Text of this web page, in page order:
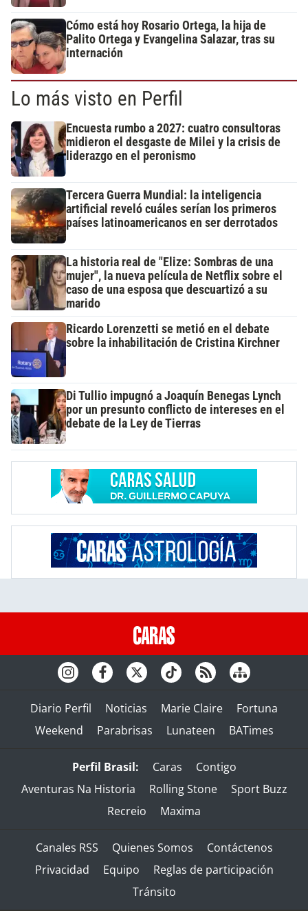
Cómo está hoy Rosario Ortega, la hija de
Palito Ortega y Evangelina Salazar, tras su
internación
Lo más visto en Perfil
Encuesta rumbo a 2027: cuatro consultoras
midieron el desgaste de Milei y la crisis de
liderazgo en el peronismo
Tercera Guerra Mundial: la inteligencia
artificial reveló cuáles serían los primeros
países latinoamericanos en ser derrotados
La historia real de "Elize: Sombras de una
mujer", la nueva película de Netflix sobre el
caso de una esposa que descuartizó a su
marido
Ricardo Lorenzetti se metió en el debate
sobre la inhabilitación de Cristina Kirchner
Di Tullio impugnó a Joaquín Benegas Lynch
por un presunto conflicto de intereses en el
debate de la Ley de Tierras
Diario Perfil Noticias Marie Claire
Fortuna
Weekend
Parabrisas Lunateen BATimes
Perfil Brasil: Caras
Contigo
Aventuras Na Historia
Rolling Stone
Sport Buzz
Recreio
Maxima
Canales RSS Quienes Somos
Contáctenos
Privacidad
Equipo
Reglas de participación
Tránsito